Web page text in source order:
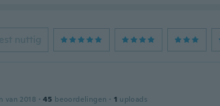
nuttig
van 2018 · 45 beoordelingen · 1 uploads